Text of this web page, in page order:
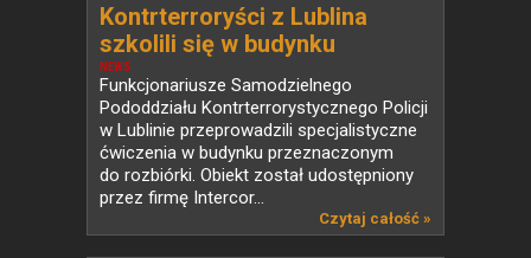
NEWS
Kontrterroryści z Lublina
szkolili się w budynku
przeznaczonym do rozbiórki
Funkcjonariusze Samodzielnego
Pododdziału Kontrterrorystycznego Policji
w Lublinie przeprowadzili specjalistyczne
ćwiczenia w budynku przeznaczonym
do rozbiórki. Obiekt został udostępniony
przez firmę Intercor...
Czytaj całość »